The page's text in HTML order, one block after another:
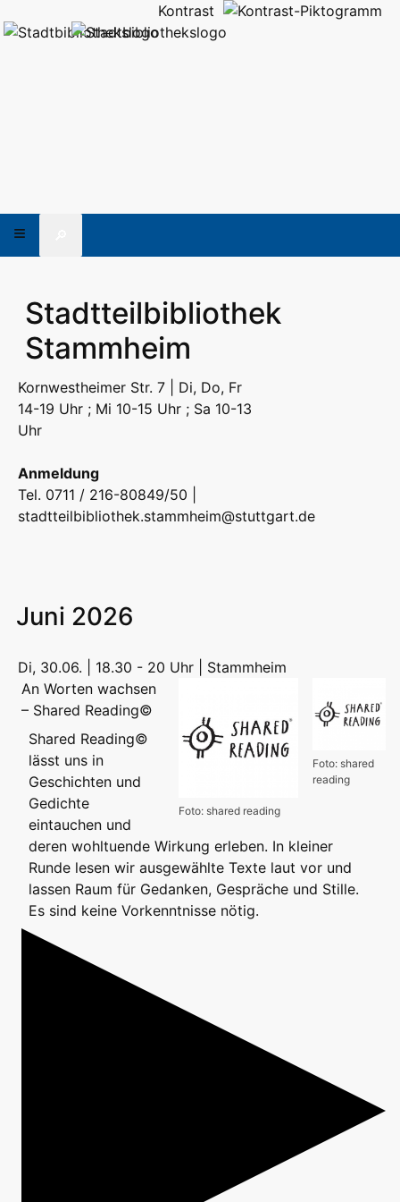
Kontrast
Stadtteilbibliothek
Stammheim
Kornwestheimer Str. 7 | Di, Do, Fr
14-19 Uhr ; Mi 10-15 Uhr ; Sa 10-13
Uhr
Anmeldung
Tel. 0711 / 216-80849/50 |
stadtteilbibliothek.stammheim@stuttgart.de
Juni 2026
Di, 30.06. | 18.30 - 20 Uhr | Stammheim
Foto: shared
reading
Foto: shared reading
An Worten wachsen
– Shared Reading©
​​Shared Reading©
lässt uns in
Geschichten und
Gedichte
eintauchen und
deren wohltuende Wirkung erleben. In kleiner
Runde lesen wir ausgewählte Texte laut vor und
lassen Raum für Gedanken, Gespräche und Stille.
Es sind keine Vorkenntnisse nötig.